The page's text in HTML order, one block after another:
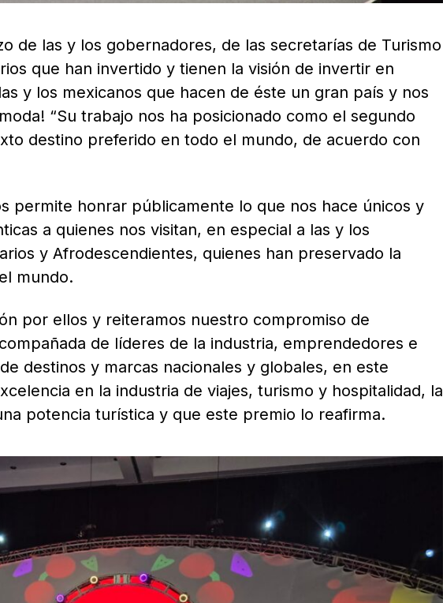
de las y los gobernadores, de las secretarías de Turismo
que han invertido y tienen la visión de invertir en
y los mexicanos que hacen de éste un gran país y nos
“Su trabajo nos ha posicionado como el segundo
destino preferido en todo el mundo, de acuerdo con
permite honrar públicamente lo que nos hace únicos y
a quienes nos visitan, en especial a las y los
y Afrodescendientes, quienes han preservado la
mundo.
por ellos y reiteramos nuestro compromiso de
de líderes de la industria, emprendedores e
destinos y marcas nacionales y globales, en este
en la industria de viajes, turismo y hospitalidad, la
potencia turística y que este premio lo reafirma.